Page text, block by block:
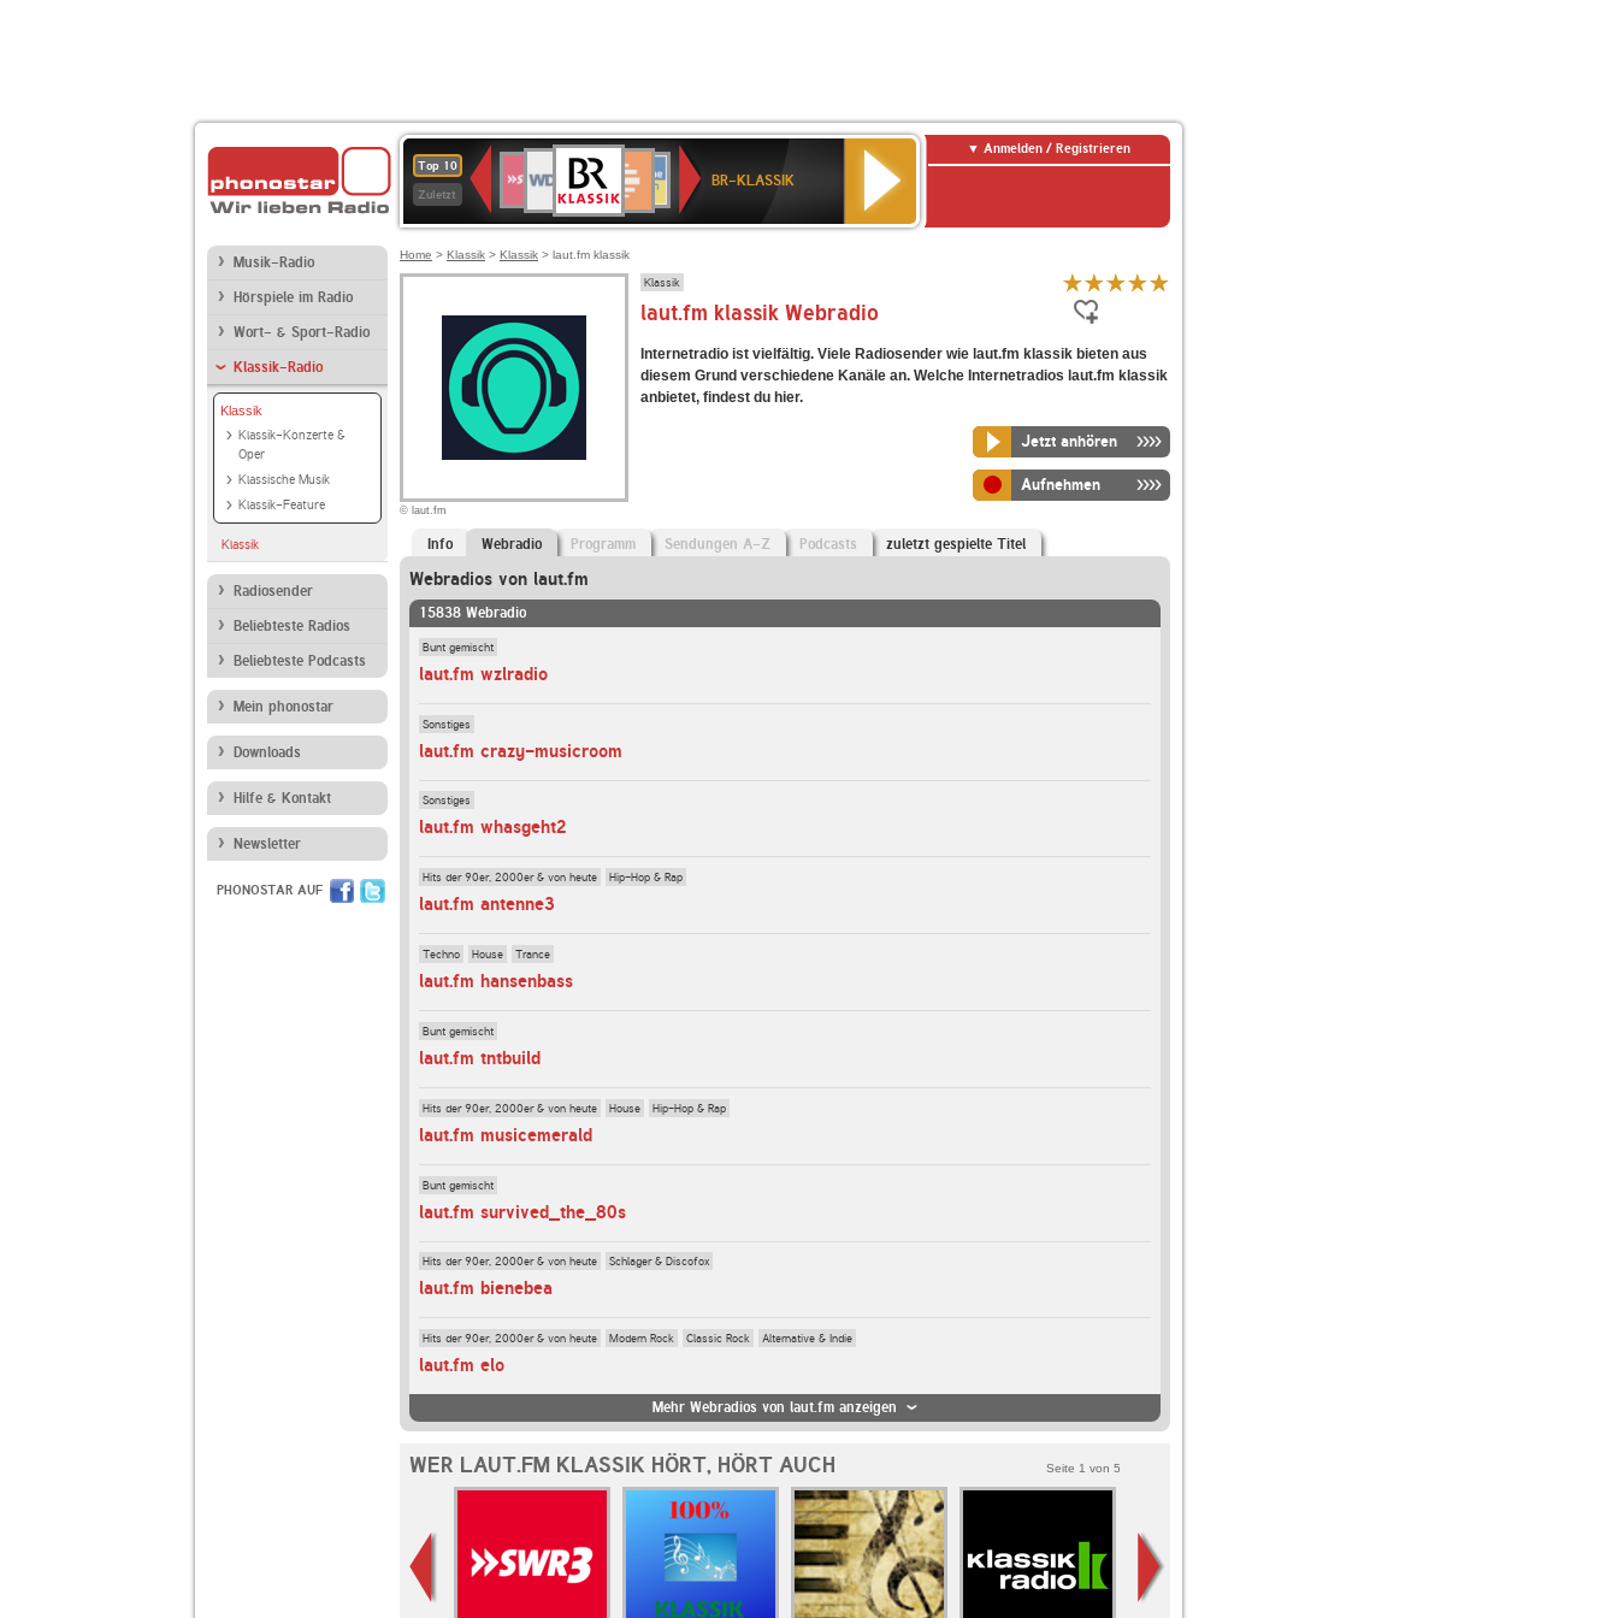
Top 10
Zuletzt
Deutschlandfunk
80er
90er
OLDIE
ANTENNE
4
BR-
KLASSIK
Deutschlandfunk
Kultur
ANTENNE
BAYERN
SWR
Kultur
NDR
2
BR-KLASSIK
Anmelden / Registrieren
Musik-Radio
Hörspiele im Radio
Wort- & Sport-Radio
Klassik-Radio
Klassik
Klassik-Konzerte &
Oper
Klassische Musik
Klassik-Feature
Klassik
Radiosender
Beliebteste Radios
Beliebteste Podcasts
Mein phonostar
Downloads
Hilfe & Kontakt
Newsletter
PHONOSTAR AUF
Home > Klassik > Klassik > laut.fm klassik
© laut.fm
Klassik
laut.fm klassik Webradio
Internetradio ist vielfältig. Viele Radiosender wie laut.fm klassik bieten aus
diesem Grund verschiedene Kanäle an. Welche Internetradios laut.fm klassik
anbietet, findest du hier.
Jetzt anhören
Aufnehmen
Info Webradio Programm Sendungen A-Z Podcasts zuletzt gespielte Titel
Webradios von laut.fm
15838 Webradio
Bunt gemischt
laut.fm wzlradio
Sonstiges
laut.fm crazy-musicroom
Sonstiges
laut.fm whasgeht2
Hits der 90er, 2000er & von heute Hip-Hop & Rap
laut.fm antenne3
Techno House Trance
laut.fm hansenbass
Bunt gemischt
laut.fm tntbuild
Hits der 90er, 2000er & von heute House Hip-Hop & Rap
laut.fm musicemerald
Bunt gemischt
laut.fm survived_the_80s
Hits der 90er, 2000er & von heute Schlager & Discofox
laut.fm bienebea
Hits der 90er, 2000er & von heute Modern Rock Classic Rock Alternative & Indie
laut.fm elo
Mehr Webradios von laut.fm anzeigen
WER LAUT.FM KLASSIK HÖRT, HÖRT AUCH Seite 1 von 5